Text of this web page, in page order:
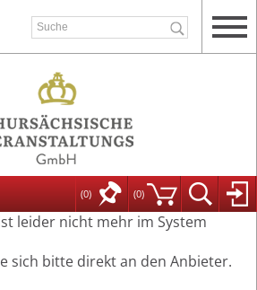
(0) (0)
leider nicht mehr im System
sich bitte direkt an den Anbieter.